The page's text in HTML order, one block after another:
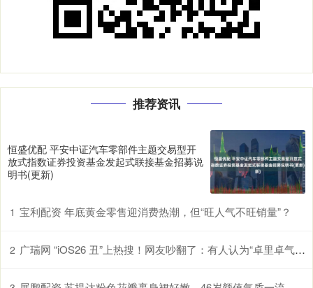
推荐资讯
恒盛优配 平安中证汽车零部件主题交易型开
放式指数证券投资基金发起式联接基金招募说
明书(更新)
1 宝利配资 年底黄金零售迎消费热潮，但“旺人气不旺销量”？
2 广瑞网 “iOS26 丑”上热搜！网友吵翻了：有人认为“卓里卓气” 有人说“立体照片”好玩！